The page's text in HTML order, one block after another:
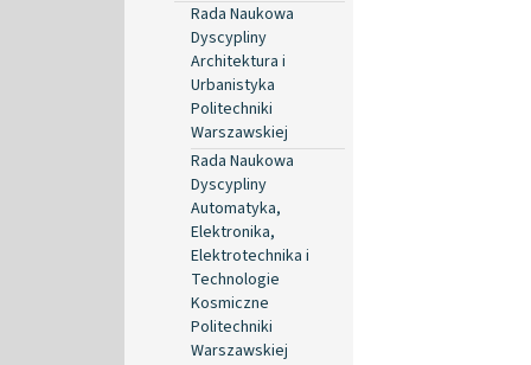
Rada Naukowa
Dyscypliny
Architektura i
Urbanistyka
Politechniki
Warszawskiej
Rada Naukowa
Dyscypliny
Automatyka,
Elektronika,
Elektrotechnika i
Technologie
Kosmiczne
Politechniki
Warszawskiej